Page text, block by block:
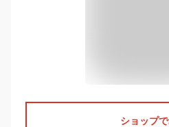
ショップ